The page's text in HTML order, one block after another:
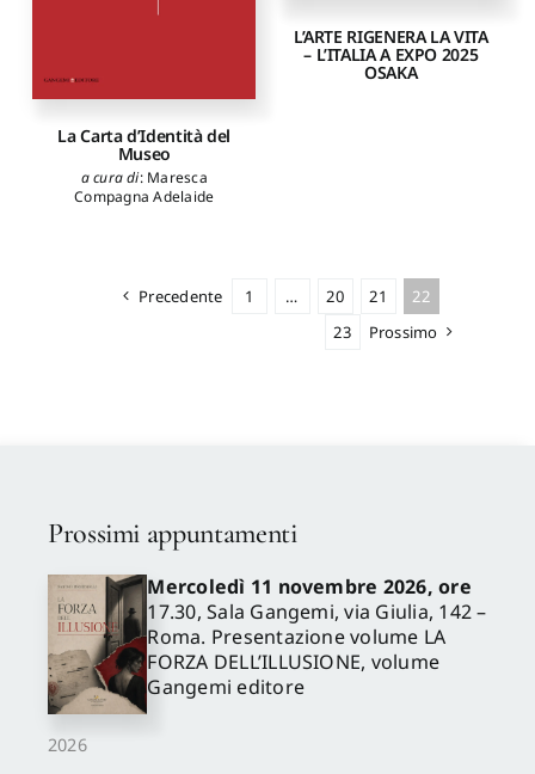
La Carta d’Identità del
Museo
a cura di: Maresca
Compagna Adelaide
L’ARTE RIGENERA LA VITA
– L’ITALIA A EXPO 2025
OSAKA
Precedente 1 … 20 21
22
23
Prossimo
Prossimi appuntamenti
2026
Mercoledì 11 novembre 2026, ore
17.30, Sala Gangemi, via Giulia, 142 –
Roma. Presentazione volume LA
FORZA DELL’ILLUSIONE, volume
Gangemi editore